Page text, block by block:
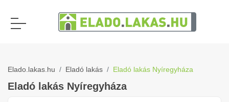
Elado.lakas.hu Eladó lakás Eladó lakás Nyíregyháza
Eladó lakás Nyíregyháza